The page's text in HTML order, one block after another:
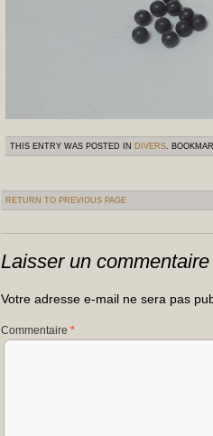
THIS ENTRY WAS POSTED IN DIVERS .
RETURN TO PREVIOUS PAGE
Laisser un commentaire
Votre adresse e-mail ne sera pas
Commentaire *